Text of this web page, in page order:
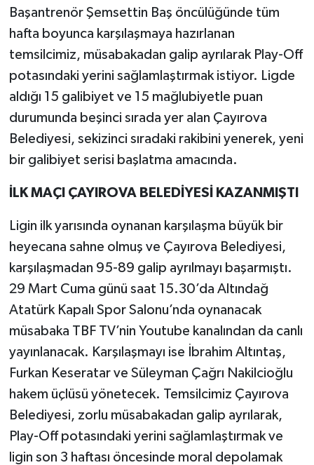
Başantrenör Şemsettin Baş öncülüğünde tüm
hafta boyunca karşılaşmaya hazırlanan
temsilcimiz, müsabakadan galip ayrılarak Play-Off
potasındaki yerini sağlamlaştırmak istiyor. Ligde
aldığı 15 galibiyet ve 15 mağlubiyetle puan
durumunda beşinci sırada yer alan Çayırova
Belediyesi, sekizinci sıradaki rakibini yenerek, yeni
bir galibiyet serisi başlatma amacında.
İLK MAÇI ÇAYIROVA BELEDİYESİ KAZANMIŞTI
Ligin ilk yarısında oynanan karşılaşma büyük bir
heyecana sahne olmuş ve Çayırova Belediyesi,
karşılaşmadan 95-89 galip ayrılmayı başarmıştı.
29 Mart Cuma günü saat 15.30’da Altındağ
Atatürk Kapalı Spor Salonu’nda oynanacak
müsabaka TBF TV’nin Youtube kanalından da canlı
yayınlanacak. Karşılaşmayı ise İbrahim Altıntaş,
Furkan Keseratar ve Süleyman Çağrı Nakilcioğlu
hakem üçlüsü yönetecek. Temsilcimiz Çayırova
Belediyesi, zorlu müsabakadan galip ayrılarak,
Play-Off potasındaki yerini sağlamlaştırmak ve
ligin son 3 haftası öncesinde moral depolamak